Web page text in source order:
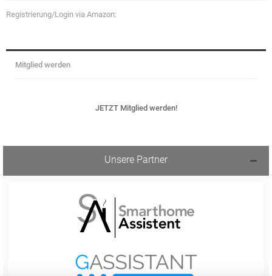
Registrierung/Login via Amazon:
Mitglied werden
JETZT Mitglied werden!
Unsere Partner